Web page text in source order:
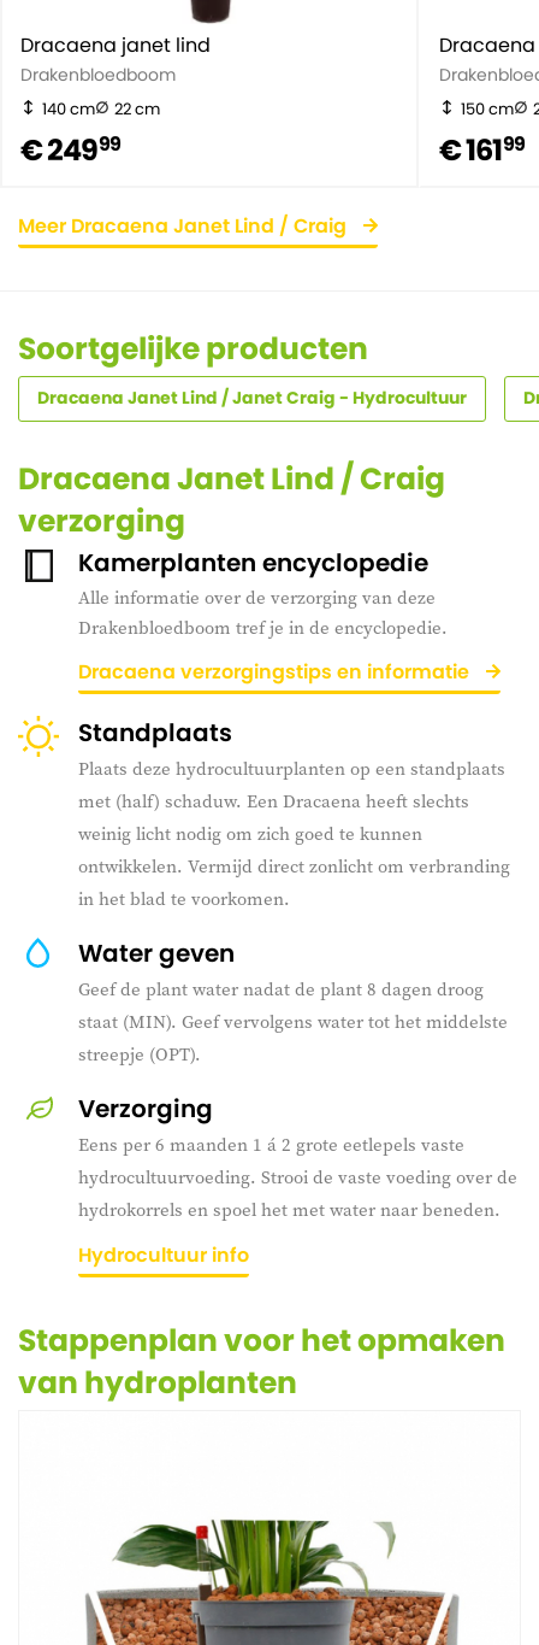
Dracaena janet lind
Drakenbloedboom
140 cm 22 cm
€ 24999
150 cm
€ 16199
Meer Dracaena Janet Lind / Craig
Soortgelijke producten
Dracaena Janet Lind / Janet Craig - Hydrocultuur
Dracaena Janet Lind / Craig
verzorging
Kamerplanten encyclopedie
Alle informatie over de verzorging van deze
Drakenbloedboom tref je in de encyclopedie.
Dracaena verzorgingstips en informatie
Standplaats
Plaats deze hydrocultuurplanten op een standplaats
met (half) schaduw. Een Dracaena heeft slechts
weinig licht nodig om zich goed te kunnen
ontwikkelen. Vermijd direct zonlicht om verbranding
in het blad te voorkomen.
Water geven
Geef de plant water nadat de plant 8 dagen droog
staat (MIN). Geef vervolgens water tot het middelste
streepje (OPT).
Verzorging
Eens per 6 maanden 1 á 2 grote eetlepels vaste
hydrocultuurvoeding. Strooi de vaste voeding over de
hydrokorrels en spoel het met water naar beneden.
Hydrocultuur info
Stappenplan voor het opmaken
van hydroplanten